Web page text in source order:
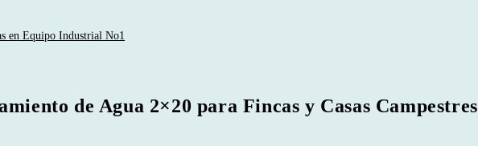
de Agua 2×20 para Fincas y Casas Campestres